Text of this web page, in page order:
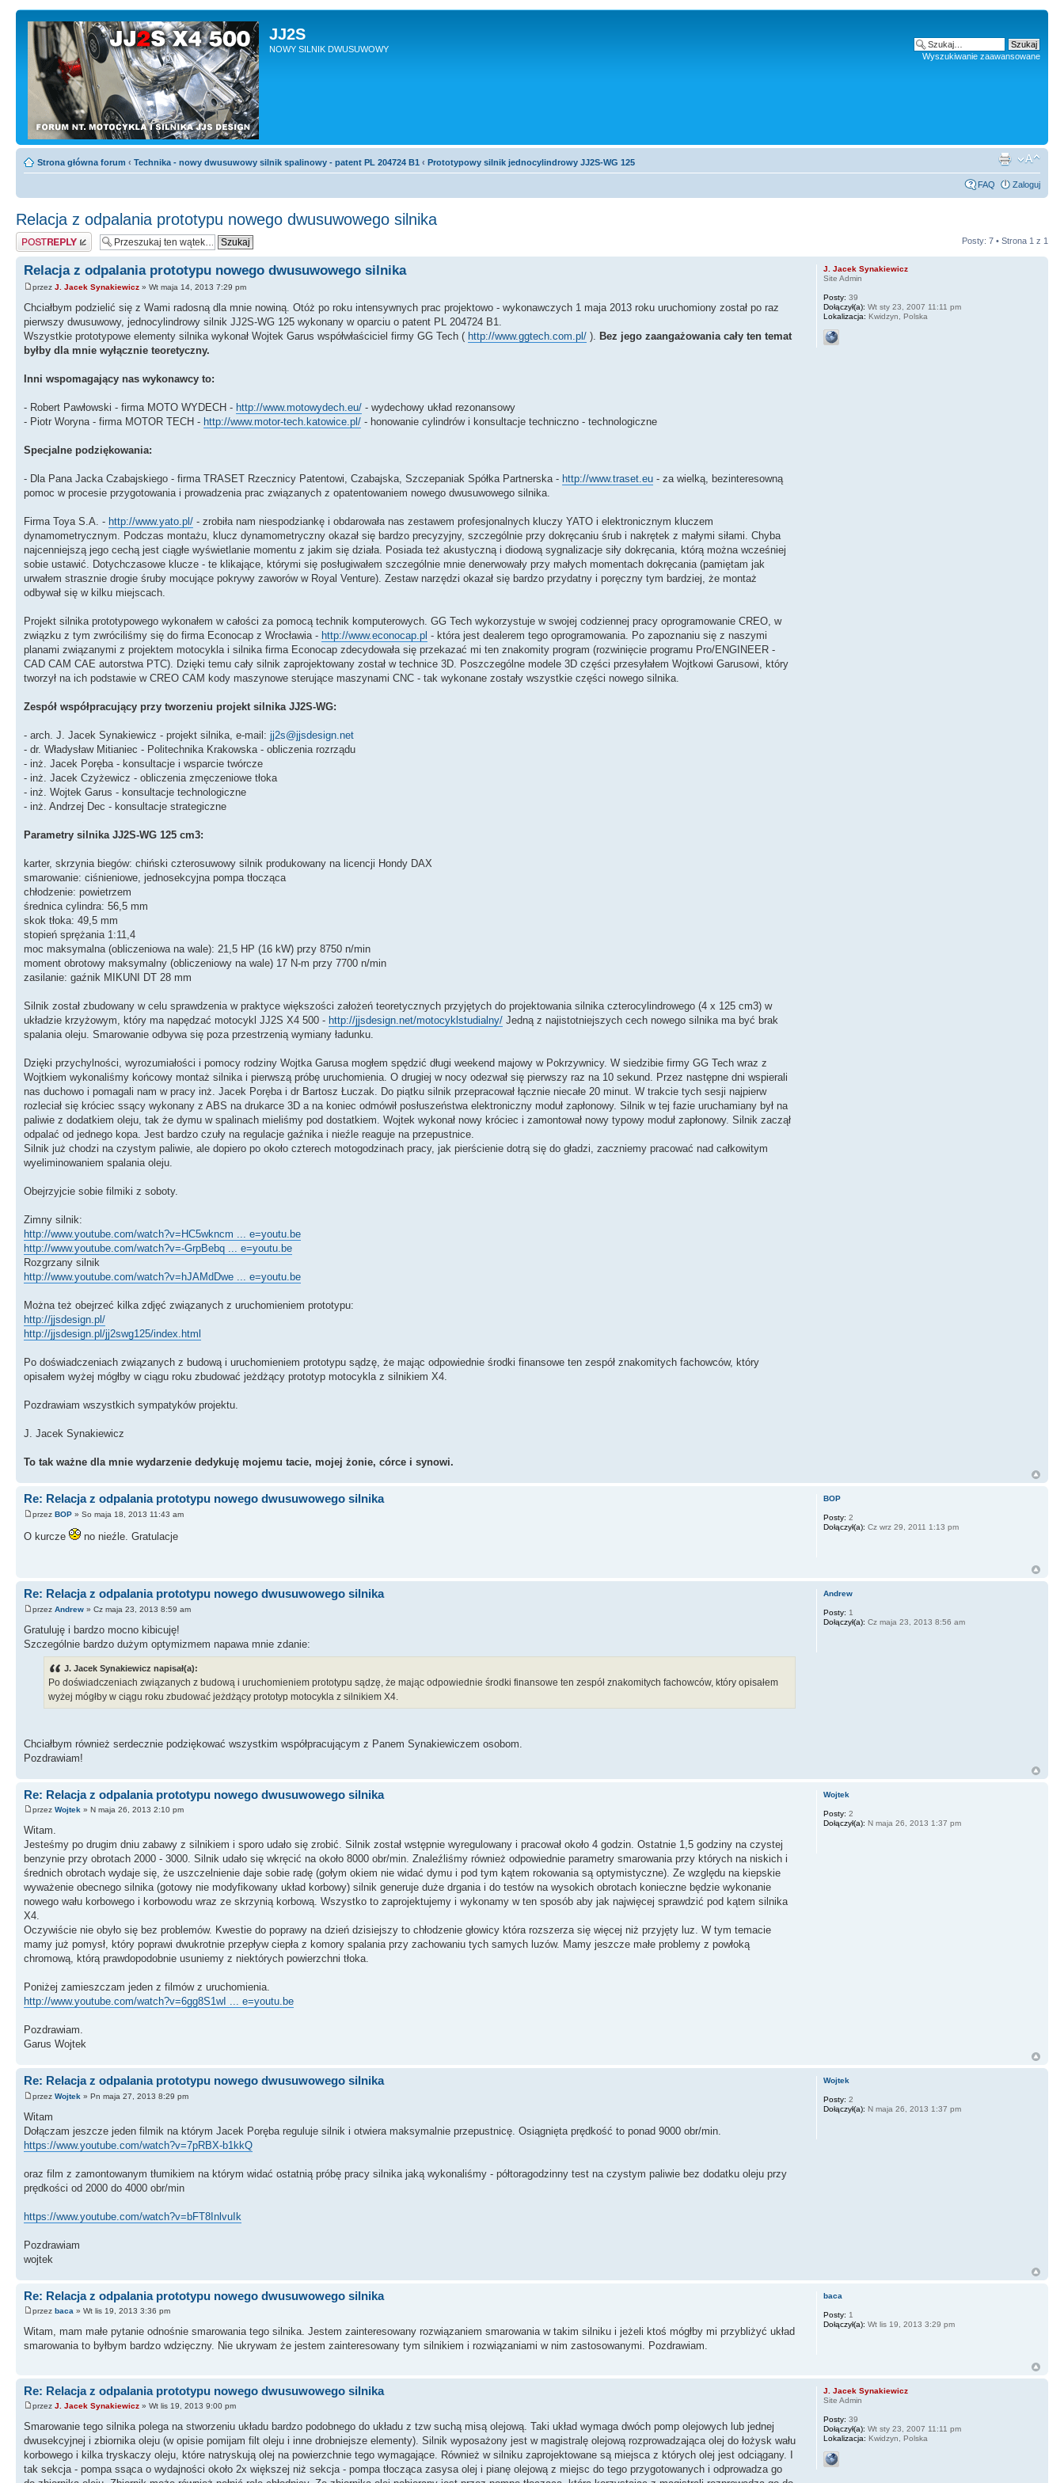
JJ2S
NOWY SILNIK DWUSUWOWY
Wyszukiwanie zaawansowane
Strona główna forum ‹ Technika - nowy dwusuwowy silnik spalinowy - patent PL 204724 B1 ‹ Prototypowy silnik jednocylindrowy JJ2S-WG 125
FAQ Zaloguj
Relacja z odpalania prototypu nowego dwusuwowego silnika
Odpowiedz Posty: 7 • Strona 1 z 1
Relacja z odpalania prototypu nowego dwusuwowego silnika
przez J. Jacek Synakiewicz » Wt maja 14, 2013 7:29 pm
Chciałbym podzielić się z Wami radosną dla mnie nowiną. Otóż po roku intensywnych prac projektowo - wykonawczych 1 maja 2013 roku uruchomiony został po raz
pierwszy dwusuwowy, jednocylindrowy silnik JJ2S-WG 125 wykonany w oparciu o patent PL 204724 B1.
Wszystkie prototypowe elementy silnika wykonał Wojtek Garus współwłaściciel firmy GG Tech ( http://www.ggtech.com.pl/ ). Bez jego zaangażowania cały ten temat
byłby dla mnie wyłącznie teoretyczny.
Inni wspomagający nas wykonawcy to:
- Robert Pawłowski - firma MOTO WYDECH - http://www.motowydech.eu/ - wydechowy układ rezonansowy
- Piotr Woryna - firma MOTOR TECH - http://www.motor-tech.katowice.pl/ - honowanie cylindrów i konsultacje techniczno - technologiczne
Specjalne podziękowania:
- Dla Pana Jacka Czabajskiego - firma TRASET Rzecznicy Patentowi, Czabajska, Szczepaniak Spółka Partnerska - http://www.traset.eu - za wielką, bezinteresowną
pomoc w procesie przygotowania i prowadzenia prac związanych z opatentowaniem nowego dwusuwowego silnika.
Firma Toya S.A. - http://www.yato.pl/ - zrobiła nam niespodziankę i obdarowała nas zestawem profesjonalnych kluczy YATO i elektronicznym kluczem
dynamometrycznym. Podczas montażu, klucz dynamometryczny okazał się bardzo precyzyjny, szczególnie przy dokręcaniu śrub i nakrętek z małymi siłami. Chyba
najcenniejszą jego cechą jest ciągłe wyświetlanie momentu z jakim się działa. Posiada też akustyczną i diodową sygnalizacje siły dokręcania, którą można wcześniej
sobie ustawić. Dotychczasowe klucze - te klikające, którymi się posługiwałem szczególnie mnie denerwowały przy małych momentach dokręcania (pamiętam jak
urwałem strasznie drogie śruby mocujące pokrywy zaworów w Royal Venture). Zestaw narzędzi okazał się bardzo przydatny i poręczny tym bardziej, że montaż
odbywał się w kilku miejscach.
Projekt silnika prototypowego wykonałem w całości za pomocą technik komputerowych. GG Tech wykorzystuje w swojej codziennej pracy oprogramowanie CREO, w
związku z tym zwróciliśmy się do firma Econocap z Wrocławia - http://www.econocap.pl - która jest dealerem tego oprogramowania. Po zapoznaniu się z naszymi
planami związanymi z projektem motocykla i silnika firma Econocap zdecydowała się przekazać mi ten znakomity program (rozwinięcie programu Pro/ENGINEER -
CAD CAM CAE autorstwa PTC). Dzięki temu cały silnik zaprojektowany został w technice 3D. Poszczególne modele 3D części przesyłałem Wojtkowi Garusowi, który
tworzył na ich podstawie w CREO CAM kody maszynowe sterujące maszynami CNC - tak wykonane zostały wszystkie części nowego silnika.
Zespół współpracujący przy tworzeniu projekt silnika JJ2S-WG:
- arch. J. Jacek Synakiewicz - projekt silnika, e-mail: jj2s@jjsdesign.net
- dr. Władysław Mitianiec - Politechnika Krakowska - obliczenia rozrządu
- inż. Jacek Poręba - konsultacje i wsparcie twórcze
- inż. Jacek Czyżewicz - obliczenia zmęczeniowe tłoka
- inż. Wojtek Garus - konsultacje technologiczne
- inż. Andrzej Dec - konsultacje strategiczne
Parametry silnika JJ2S-WG 125 cm3:
karter, skrzynia biegów: chiński czterosuwowy silnik produkowany na licencji Hondy DAX
smarowanie: ciśnieniowe, jednosekcyjna pompa tłocząca
chłodzenie: powietrzem
średnica cylindra: 56,5 mm
skok tłoka: 49,5 mm
stopień sprężania 1:11,4
moc maksymalna (obliczeniowa na wale): 21,5 HP (16 kW) przy 8750 n/min
moment obrotowy maksymalny (obliczeniowy na wale) 17 N-m przy 7700 n/min
zasilanie: gaźnik MIKUNI DT 28 mm
Silnik został zbudowany w celu sprawdzenia w praktyce większości założeń teoretycznych przyjętych do projektowania silnika czterocylindrowego (4 x 125 cm3) w
układzie krzyżowym, który ma napędzać motocykl JJ2S X4 500 - http://jjsdesign.net/motocyklstudialny/ Jedną z najistotniejszych cech nowego silnika ma być brak
spalania oleju. Smarowanie odbywa się poza przestrzenią wymiany ładunku.
Dzięki przychylności, wyrozumiałości i pomocy rodziny Wojtka Garusa mogłem spędzić długi weekend majowy w Pokrzywnicy. W siedzibie firmy GG Tech wraz z
Wojtkiem wykonaliśmy końcowy montaż silnika i pierwszą próbę uruchomienia. O drugiej w nocy odezwał się pierwszy raz na 10 sekund. Przez następne dni wspierali
nas duchowo i pomagali nam w pracy inż. Jacek Poręba i dr Bartosz Łuczak. Do piątku silnik przepracował łącznie niecałe 20 minut. W trakcie tych sesji najpierw
rozleciał się króciec ssący wykonany z ABS na drukarce 3D a na koniec odmówił posłuszeństwa elektroniczny moduł zapłonowy. Silnik w tej fazie uruchamiany był na
paliwie z dodatkiem oleju, tak że dymu w spalinach mieliśmy pod dostatkiem. Wojtek wykonał nowy króciec i zamontował nowy typowy moduł zapłonowy. Silnik zaczął
odpalać od jednego kopa. Jest bardzo czuły na regulacje gaźnika i nieźle reaguje na przepustnice.
Silnik już chodzi na czystym paliwie, ale dopiero po około czterech motogodzinach pracy, jak pierścienie dotrą się do gładzi, zaczniemy pracować nad całkowitym
wyeliminowaniem spalania oleju.
Obejrzyjcie sobie filmiki z soboty.
Zimny silnik:
http://www.youtube.com/watch?v=HC5wkncm ... e=youtu.be
http://www.youtube.com/watch?v=-GrpBebq ... e=youtu.be
Rozgrzany silnik
http://www.youtube.com/watch?v=hJAMdDwe ... e=youtu.be
Można też obejrzeć kilka zdjęć związanych z uruchomieniem prototypu:
http://jjsdesign.pl/
http://jjsdesign.pl/jj2swg125/index.html
Po doświadczeniach związanych z budową i uruchomieniem prototypu sądzę, że mając odpowiednie środki finansowe ten zespół znakomitych fachowców, który
opisałem wyżej mógłby w ciągu roku zbudować jeżdżący prototyp motocykla z silnikiem X4.
Pozdrawiam wszystkich sympatyków projektu.
J. Jacek Synakiewicz
To tak ważne dla mnie wydarzenie dedykuję mojemu tacie, mojej żonie, córce i synowi.
J. Jacek Synakiewicz
Site Admin
Posty: 39
Dołączył(a): Wt sty 23, 2007 11:11 pm
Lokalizacja: Kwidzyn, Polska
Re: Relacja z odpalania prototypu nowego dwusuwowego silnika
przez BOP » So maja 18, 2013 11:43 am
O kurcze no nieźle. Gratulacje
BOP
Posty: 2
Dołączył(a): Cz wrz 29, 2011 1:13 pm
Re: Relacja z odpalania prototypu nowego dwusuwowego silnika
przez Andrew » Cz maja 23, 2013 8:59 am
Gratuluję i bardzo mocno kibicuję!
Szczególnie bardzo dużym optymizmem napawa mnie zdanie:
J. Jacek Synakiewicz napisał(a):
Po doświadczeniach związanych z budową i uruchomieniem prototypu sądzę, że mając odpowiednie środki finansowe ten zespół znakomitych fachowców, który opisałem
wyżej mógłby w ciągu roku zbudować jeżdżący prototyp motocykla z silnikiem X4.
Chciałbym również serdecznie podziękować wszystkim współpracującym z Panem Synakiewiczem osobom.
Pozdrawiam!
Andrew
Posty: 1
Dołączył(a): Cz maja 23, 2013 8:56 am
Re: Relacja z odpalania prototypu nowego dwusuwowego silnika
przez Wojtek » N maja 26, 2013 2:10 pm
Witam.
Jesteśmy po drugim dniu zabawy z silnikiem i sporo udało się zrobić. Silnik został wstępnie wyregulowany i pracował około 4 godzin. Ostatnie 1,5 godziny na czystej
benzynie przy obrotach 2000 - 3000. Silnik udało się wkręcić na około 8000 obr/min. Znaleźliśmy również odpowiednie parametry smarowania przy których na niskich i
średnich obrotach wydaje się, że uszczelnienie daje sobie radę (gołym okiem nie widać dymu i pod tym kątem rokowania są optymistyczne). Ze względu na kiepskie
wyważenie obecnego silnika (gotowy nie modyfikowany układ korbowy) silnik generuje duże drgania i do testów na wysokich obrotach konieczne będzie wykonanie
nowego wału korbowego i korbowodu wraz ze skrzynią korbową. Wszystko to zaprojektujemy i wykonamy w ten sposób aby jak najwięcej sprawdzić pod kątem silnika
X4.
Oczywiście nie obyło się bez problemów. Kwestie do poprawy na dzień dzisiejszy to chłodzenie głowicy która rozszerza się więcej niż przyjęty luz. W tym temacie
mamy już pomysł, który poprawi dwukrotnie przepływ ciepła z komory spalania przy zachowaniu tych samych luzów. Mamy jeszcze małe problemy z powłoką
chromową, którą prawdopodobnie usuniemy z niektórych powierzchni tłoka.
Poniżej zamieszczam jeden z filmów z uruchomienia.
http://www.youtube.com/watch?v=6gg8S1wI ... e=youtu.be
Pozdrawiam.
Garus Wojtek
Wojtek
Posty: 2
Dołączył(a): N maja 26, 2013 1:37 pm
Re: Relacja z odpalania prototypu nowego dwusuwowego silnika
przez Wojtek » Pn maja 27, 2013 8:29 pm
Witam
Dołączam jeszcze jeden filmik na którym Jacek Poręba reguluje silnik i otwiera maksymalnie przepustnicę. Osiągnięta prędkość to ponad 9000 obr/min.
https://www.youtube.com/watch?v=7pRBX-b1kkQ
oraz film z zamontowanym tłumikiem na którym widać ostatnią próbę pracy silnika jaką wykonaliśmy - półtoragodzinny test na czystym paliwie bez dodatku oleju przy
prędkości od 2000 do 4000 obr/min
https://www.youtube.com/watch?v=bFT8InlvuIk
Pozdrawiam
wojtek
Wojtek
Posty: 2
Dołączył(a): N maja 26, 2013 1:37 pm
Re: Relacja z odpalania prototypu nowego dwusuwowego silnika
przez baca » Wt lis 19, 2013 3:36 pm
Witam, mam małe pytanie odnośnie smarowania tego silnika. Jestem zainteresowany rozwiązaniem smarowania w takim silniku i jeżeli ktoś mógłby mi przybliżyć układ
smarowania to byłbym bardzo wdzięczny. Nie ukrywam że jestem zainteresowany tym silnikiem i rozwiązaniami w nim zastosowanymi. Pozdrawiam.
baca
Posty: 1
Dołączył(a): Wt lis 19, 2013 3:29 pm
Re: Relacja z odpalania prototypu nowego dwusuwowego silnika
przez J. Jacek Synakiewicz » Wt lis 19, 2013 9:00 pm
Smarowanie tego silnika polega na stworzeniu układu bardzo podobnego do układu z tzw suchą misą olejową. Taki układ wymaga dwóch pomp olejowych lub jednej
dwusekcyjnej i zbiornika oleju (w opisie pomijam filt oleju i inne drobniejsze elementy). Silnik wyposażony jest w magistralę olejową rozprowadzająca olej do łożysk wału
korbowego i kilka tryskaczy oleju, które natryskują olej na powierzchnie tego wymagające. Również w silniku zaprojektowane są miejsca z których olej jest odciągany. I
tak sekcja - pompa ssąca o wydajności około 2x większej niż sekcja - pompa tłocząca zasysa olej i pianę olejową z miejsc do tego przygotowanych i odprowadza go
J. Jacek Synakiewicz
Site Admin
Posty: 39
Dołączył(a): Wt sty 23, 2007 11:11 pm
Lokalizacja: Kwidzyn, Polska